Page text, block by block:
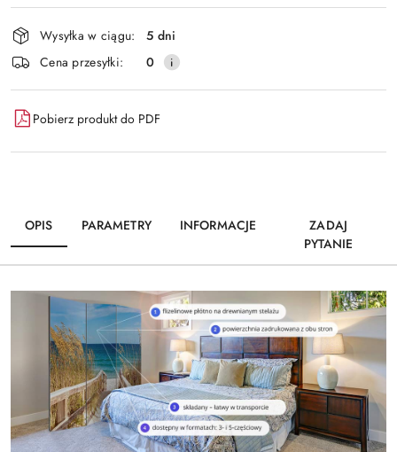
Wyślij
Dostępność
i
dostawa
Wysyłka w ciągu:
5 dni
Cena przesyłki:
0
Pobierz produkt do PDF
OPIS PARAMETRY INFORMACJE
ZADAJ
PYTANIE